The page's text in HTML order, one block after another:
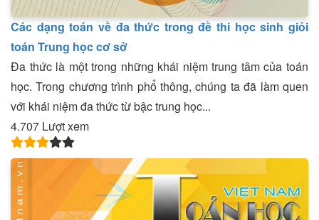
Các dạng toán về đa thức trong đề thi học sinh giỏi
toán Trung học cơ sở
Đa thức là một trong những khái niệm trung tâm của toán
học. Trong chương trình phổ thông, chúng ta đã làm quen
với khái niệm đa thức từ bậc trung học...
4.707 Lượt xem